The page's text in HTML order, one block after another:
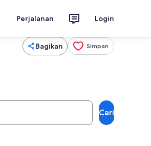
Perjalanan Login
Bagikan Simpan
Cari